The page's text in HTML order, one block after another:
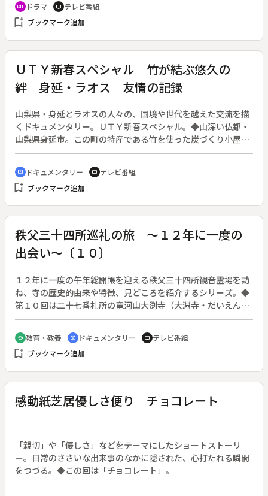
れた運命の出会いだった。その後も偶然が重なり、木里子は陽
春に惹かれていくが、彼女には白血病の陰が忍び寄っていた。
るようになるが、結婚を許されない修行僧の身である。木里子
に骨髄移植が必要になったとき、陽春は木里子への愛を全うす
るため、ある決意をする。
recent_actors ドラマ tv テレビ番組
bookmark_add ブックマーク追加
ＵＴＹ新春スペシャル 竹が結ぶ悠久の
絆 身延・ラオス 友情の記録
山梨県・身延とラオスの人々の、国境や世代を越えた交流を描
くドキュメンタリー。ＵＴＹ新春スペシャル。◆山深い仏都・
山梨県身延市。この町の特産である竹を使った炭づくり小屋を
ラオスの大使が訪ねたことから、物語は始まった。仏教国で竹
林が多いという共通点を持つラオス。しかし、人々の暮らしは
日本と大きく異なり、日々の水汲みに追われ、小学校に通えな
い子供もいる。大使との出会いから３年、身延の人たちがラオ
して日本の小学校からのメッセージ。山の中の小さな町とアジ
アの小さな国の温かな交流を伝える。
cinematic_blur ドキュメンタリー tv テレビ番組
bookmark_add ブックマーク追加
秩父三十四所巡礼の旅 ～１２年に一度の
出会い～〔１０〕
１２年に一度の午年総開帳を迎える秩父三十四所観音霊場を訪
ね、寺の歴史的由来や特徴、見どころを紹介するシリーズ。◆
第１０回は二十七番札所の竜河山大渕寺（大淵寺・だいえん
じ）、二十八番札所の石龍山橋立堂（はしだてどう）、二十九
番札所の笹戸山長泉院（ちょうせんいん）を訪ねる。
school 教育・教養 cinematic_blur ドキュメンタリー tv テレビ番組
bookmark_add ブックマーク追加
感動紙芝居優しさ便り チョコレート
「親切」や「優しさ」などをテーマにしたショートストーリ
ー。日常のささいな出来事のなかに隠された、心打たれる瞬間
をつづる。◆この回は「チョコレート」。